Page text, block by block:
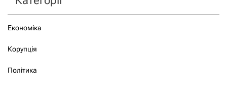
Економіка
Корупція
Політика